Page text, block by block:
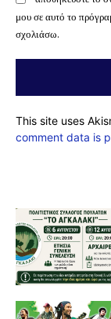
μου σε αυτό το
σχολιάσω.
This site uses
comment data is